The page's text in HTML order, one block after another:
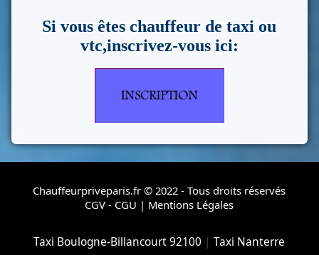
Si vous êtes chauffeur de taxi ou
vtc,inscrivez-vous ici:
Chauffeurpriveparis.fr © 2022 - Tous droits réservés
CGV - CGU | Mentions Légales
Taxi Boulogne-Billancourt 92100 |Taxi Nanterre